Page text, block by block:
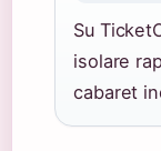
Su
isolare
cabaret